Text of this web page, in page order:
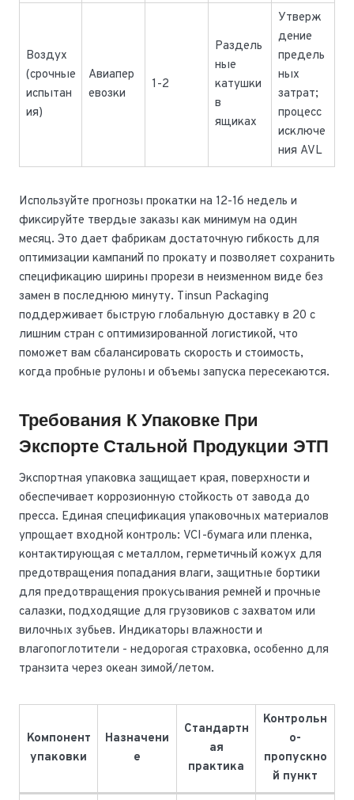
Воздух
(срочные
испытан
ия)
Авиапер
евозки
1-2
Раздель
ные
катушки
в
ящиках
Утверж
дение
предель
ных
затрат;
процесс
исключе
ния AVL
Используйте прогнозы прокатки на 12-16 недель и
фиксируйте твердые заказы как минимум на один
месяц. Это дает фабрикам достаточную гибкость для
оптимизации кампаний по прокату и позволяет сохранить
спецификацию ширины прорези в неизменном виде без
замен в последнюю минуту. Tinsun Packaging
поддерживает быструю глобальную доставку в 20 с
лишним стран с оптимизированной логистикой, что
поможет вам сбалансировать скорость и стоимость,
когда пробные рулоны и объемы запуска пересекаются.
Требования К Упаковке При
Экспорте Стальной Продукции ЭТП
Экспортная упаковка защищает края, поверхности и
обеспечивает коррозионную стойкость от завода до
пресса. Единая спецификация упаковочных материалов
упрощает входной контроль: VCI-бумага или пленка,
контактирующая с металлом, герметичный кожух для
предотвращения попадания влаги, защитные бортики
для предотвращения прокусывания ремней и прочные
салазки, подходящие для грузовиков с захватом или
вилочных зубьев. Индикаторы влажности и
влагопоглотители - недорогая страховка, особенно для
транзита через океан зимой/летом.
Компонент
упаковки
Назначени
е
Стандартн
ая
практика
Контрольн
о-
пропускно
й пункт